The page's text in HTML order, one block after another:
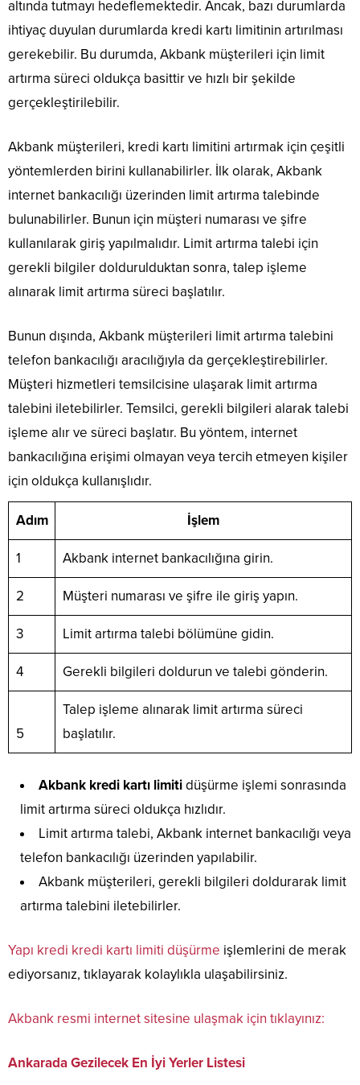
altında tutmayı hedeflemektedir. Ancak, bazı durumlarda
ihtiyaç duyulan durumlarda kredi kartı limitinin artırılması
gerekebilir. Bu durumda, Akbank müşterileri için limit
artırma süreci oldukça basittir ve hızlı bir şekilde
gerçekleştirilebilir.
Akbank müşterileri, kredi kartı limitini artırmak için çeşitli
yöntemlerden birini kullanabilirler. İlk olarak, Akbank
internet bankacılığı üzerinden limit artırma talebinde
bulunabilirler. Bunun için müşteri numarası ve şifre
kullanılarak giriş yapılmalıdır. Limit artırma talebi için
gerekli bilgiler doldurulduktan sonra, talep işleme
alınarak limit artırma süreci başlatılır.
Bunun dışında, Akbank müşterileri limit artırma talebini
telefon bankacılığı aracılığıyla da gerçekleştirebilirler.
Müşteri hizmetleri temsilcisine ulaşarak limit artırma
talebini iletebilirler. Temsilci, gerekli bilgileri alarak talebi
işleme alır ve süreci başlatır. Bu yöntem, internet
bankacılığına erişimi olmayan veya tercih etmeyen kişiler
için oldukça kullanışlıdır.
Adım İşlem
1 Akbank internet bankacılığına girin.
2 Müşteri numarası ve şifre ile giriş yapın.
3 Limit artırma talebi bölümüne gidin.
4 Gerekli bilgileri doldurun ve talebi gönderin.
5
Talep işleme alınarak limit artırma süreci
başlatılır.
Akbank kredi kartı limitidüşürme işlemi sonrasında
limit artırma süreci oldukça hızlıdır.
Limit artırma talebi, Akbank internet bankacılığı veya
telefon bankacılığı üzerinden yapılabilir.
Akbank müşterileri, gerekli bilgileri doldurarak limit
artırma talebini iletebilirler.
Yapı kredi kredi kartı limiti düşürme işlemlerini de merak
ediyorsanız, tıklayarak kolaylıkla ulaşabilirsiniz.
Akbank resmi internet sitesine ulaşmak için tıklayınız:
Ankarada Gezilecek En İyi Yerler Listesi